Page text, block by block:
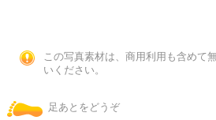
この写真素材は、商用利用も含めて
いください。
足あとをどうぞ